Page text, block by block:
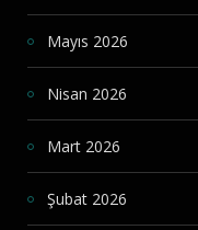
Mayıs 2026
Nisan 2026
Mart 2026
Şubat 2026